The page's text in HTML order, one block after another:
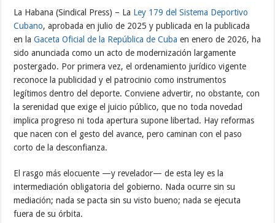
La Habana (Sindical Press) – La Ley 179 del Sistema Deportivo
Cubano, aprobada en julio de 2025 y publicada en la publicada
en laGaceta Oficial de la República de Cuba en enero de 2026, ha
sido anunciada como un acto de modernización largamente
postergado. Por primera vez, el ordenamiento jurídico vigente
reconoce la publicidad y el patrocinio como instrumentos
legítimos dentro del deporte. Conviene advertir, no obstante, con
la serenidad que exige el juicio público, que no toda novedad
implica progreso ni toda apertura supone libertad. Hay reformas
que nacen con el gesto del avance, pero caminan con el paso
corto de la desconfianza.
El rasgo más elocuente —y revelador— de esta ley es la
intermediación obligatoria del gobierno. Nada ocurre sin su
mediación; nada se pacta sin su visto bueno; nada se ejecuta
fuera de su órbita.